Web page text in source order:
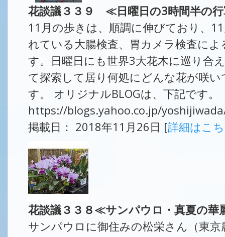
花談議３３９ ≪日曜日の3時間半の
11月の歩きは、順調に伸びており、
れている大腸検査、胃カメラ検査に
す。日曜日にも世界3大花木に巡り合
て探索して居り何処にどんな花が咲
す。 オリジナルBLOGは、下記です。
https://blogs.yahoo.co.jp/
掲載日： 2018年11月26日 [詳細はこ
花談議３３８≪サンパウロ・真夏の
サンパウロに御住みの松栄さん（東